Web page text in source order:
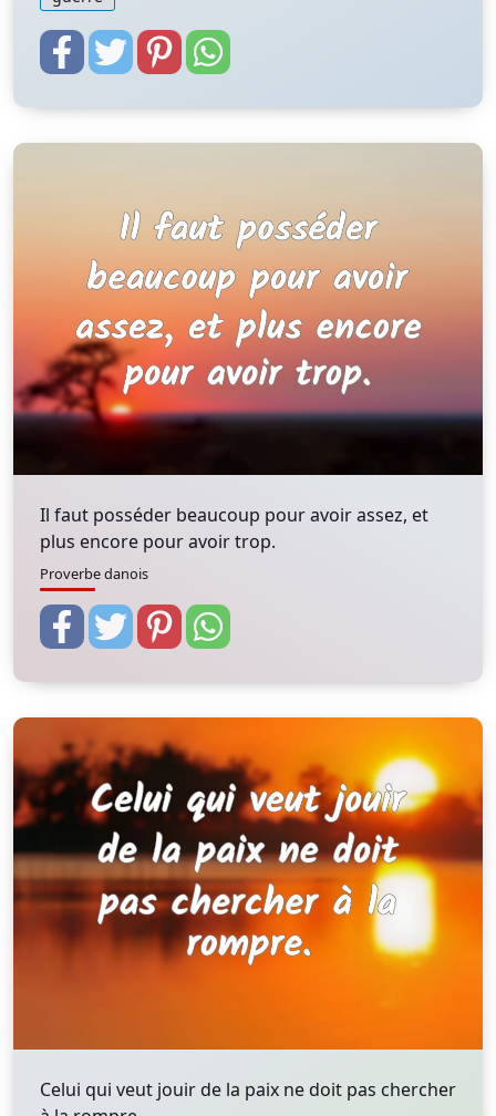
Il faut posséder beaucoup pour avoir assez, et
plus encore pour avoir trop.
Proverbe danois
Celui qui veut jouir de la paix ne doit pas chercher